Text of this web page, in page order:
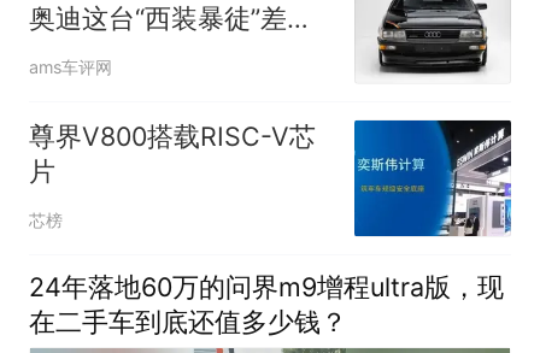
奥迪这台“西装暴徒”差点
被当废铁销毁
ams车评网
尊界V800搭载RISC-V芯
片
芯榜
24年落地60万的问界m9增程ultra版，现
在二手车到底还值多少钱？